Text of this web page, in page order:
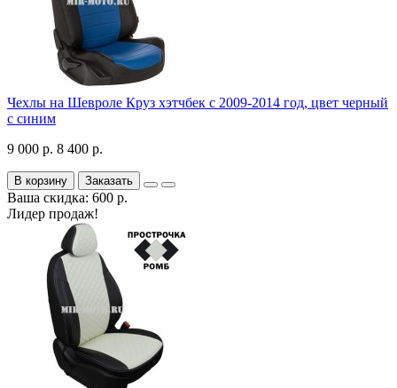
Чехлы на Шевроле Круз хэтчбек с 2009-2014 год, цвет черный
с синим
9 000 р. 8 400 р.
В корзину Заказать
Ваша скидка: 600 р.
Лидер продаж!